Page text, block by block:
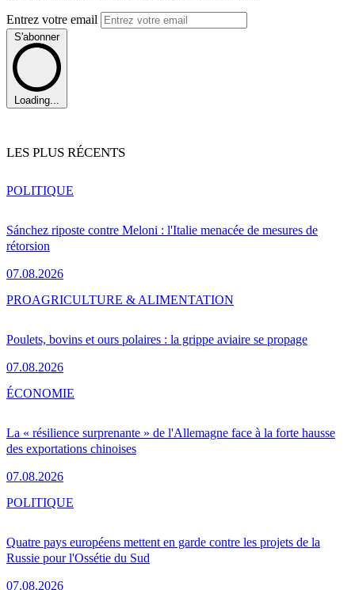
Entrez votre email
S'abonner
Loading...
LES PLUS RÉCENTS
Sánchez riposte contre Meloni : l'Italie menacée de mesures de
rétorsion
07.08.2026
POLITIQUE
Poulets, bovins et ours polaires : la grippe aviaire se propage
07.08.2026
PROAGRICULTURE & ALIMENTATION
La « résilience surprenante » de l'Allemagne face à la forte hausse
des exportations chinoises
07.08.2026
ÉCONOMIE
Quatre pays européens mettent en garde contre les projets de la
Russie pour l'Ossétie du Sud
07.08.2026
POLITIQUE